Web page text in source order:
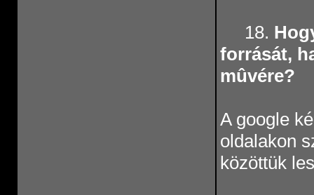
18.
forrását,
mûvére?
A google
oldalakon
közöttük